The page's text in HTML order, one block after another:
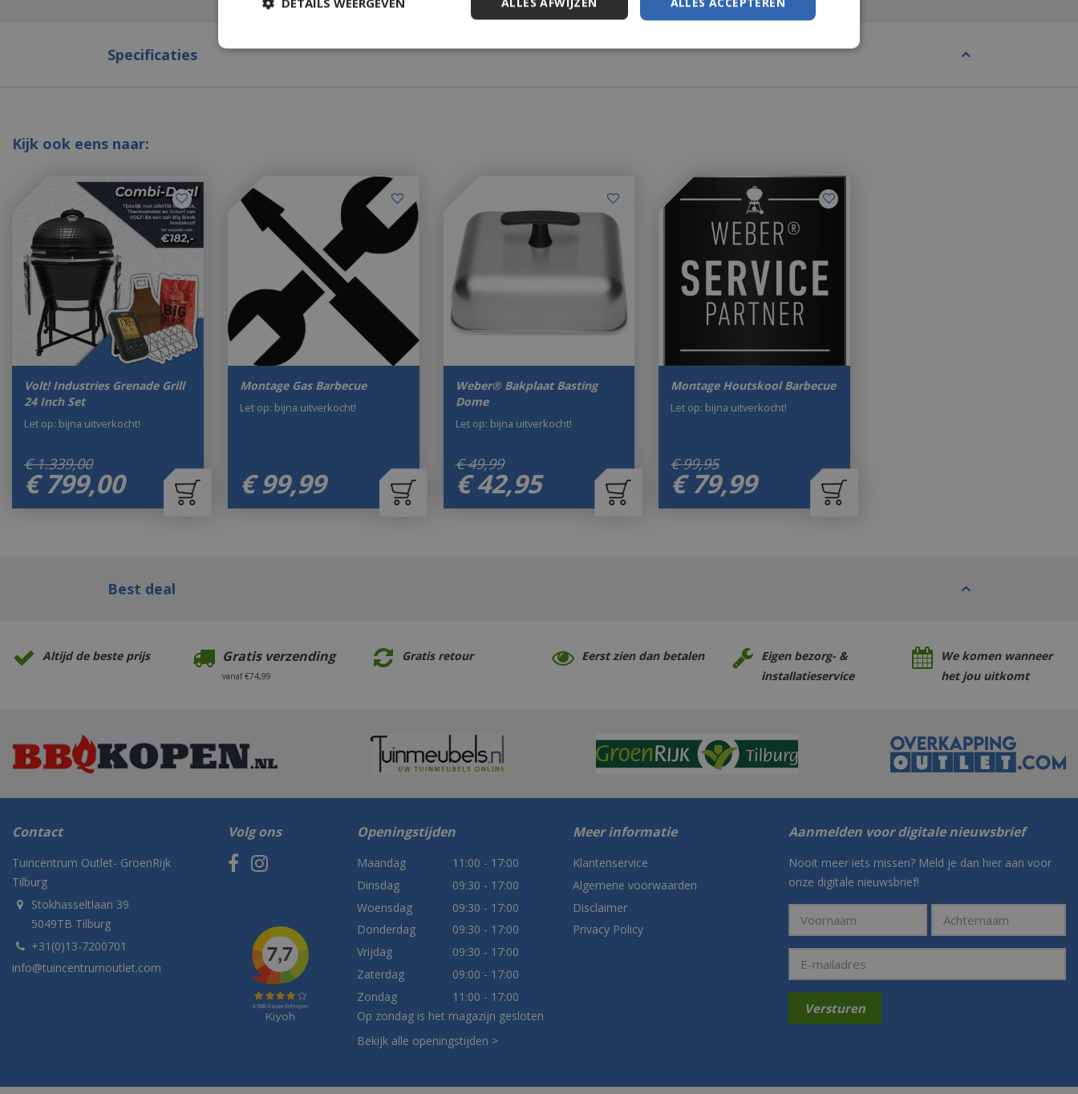
Specificaties
Kijk ook eens naar:
Volt! Industries Grenade Grill
24 Inch Set
€ 1.339,00
€ 799,00
Let op: bijna uitverkocht!
Montage Gas Barbecue
€ 99,99
Let op: bijna uitverkocht!
Weber® Bakplaat Basting
Dome
€ 49,99
€ 42,95
Let op: bijna uitverkocht!
Montage Houtskool Barbecue
€ 99,95
€ 79,99
Let op: bijna uitverkocht!
Best deal
Altijd de beste prijs Gratis verzending
vanaf €74,99
Gratis retour Eerst zien dan betalen
Eigen bezorg- &
installatieservice
We komen wanneer
het jou uitkomt
Contact
Tuincentrum Outlet- GroenRijk
Tilburg
Stokhasseltlaan 39
5049TB Tilburg
+31(0)13-7200701
info@tuincentrumoutlet.com
Volg ons Openingstijden
Maandag
11:00 - 17:00
Dinsdag
09:30 - 17:00
Woensdag
09:30 - 17:00
Donderdag
09:30 - 17:00
Vrijdag
09:30 - 17:00
Zaterdag
09:00 - 17:00
Zondag
11:00 - 17:00
Op zondag is het magazijn gesloten
Bekijk alle openingstijden >
Meer informatie
Klantenservice
Algemene voorwaarden
Disclaimer
Privacy Policy
Aanmelden voor digitale nieuwsbrief
Nooit meer iets missen? Meld je dan hier aan voor
onze digitale nieuwsbrief!